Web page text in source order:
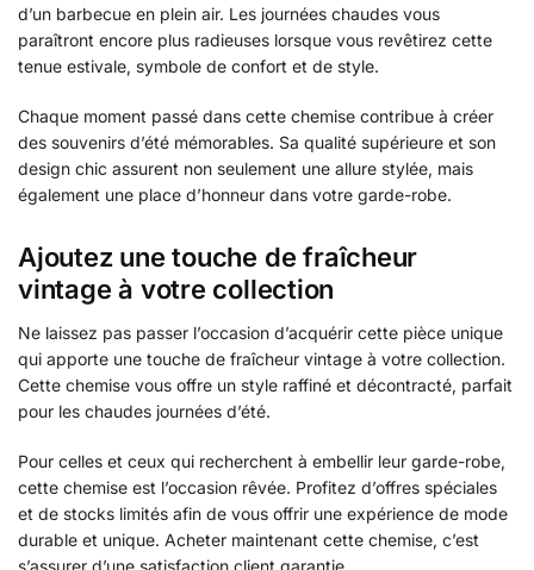
d’un barbecue en plein air. Les journées chaudes vous
paraîtront encore plus radieuses lorsque vous revêtirez cette
tenue estivale, symbole de confort et de style.
Chaque moment passé dans cette chemise contribue à créer
des souvenirs d’été mémorables. Sa qualité supérieure et son
design chic assurent non seulement une allure stylée, mais
également une place d’honneur dans votre garde-robe.
Ajoutez une touche de fraîcheur
vintage à votre collection
Ne laissez pas passer l’occasion d’acquérir cette pièce unique
qui apporte une touche de fraîcheur vintage à votre collection.
Cette chemise vous offre un style raffiné et décontracté, parfait
pour les chaudes journées d’été.
Pour celles et ceux qui recherchent à embellir leur garde-robe,
cette chemise est l’occasion rêvée. Profitez d’offres spéciales
et de stocks limités afin de vous offrir une expérience de mode
durable et unique. Acheter maintenant cette chemise, c’est
s’assurer d’une satisfaction client garantie.